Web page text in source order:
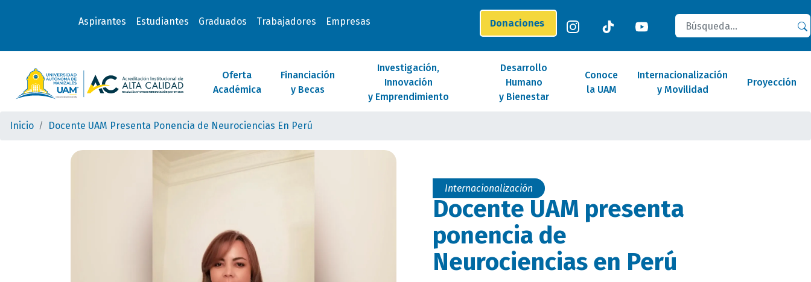
Aspirantes Estudiantes Graduados Trabajadores Empresas Donaciones
Buscar
Oferta
Académica
Financiación
y Becas
Investigación,
Innovación
y Emprendimiento
Desarrollo
Humano
y Bienestar
Conoce
la UAM
Internacionalización
y Movilidad
Proyección
Inicio Docente UAM Presenta Ponencia de Neurociencias En Perú
Internacionalización
Docente UAM presenta
ponencia de
Neurociencias en Perú